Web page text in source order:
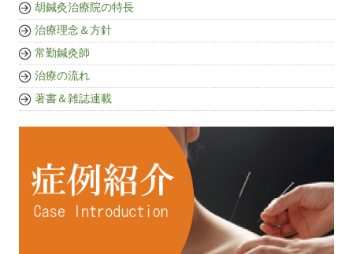
胡鍼灸治療院の特長
治療理念＆方針
常勤鍼灸師
治療の流れ
著書＆雑誌連載